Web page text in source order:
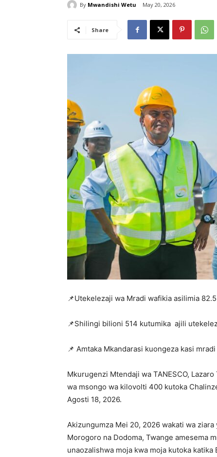
By Mwandishi Wetu May 20, 2026
Share
📌Utekelezaji wa Mradi wafikia asilimia 82.5
📌Shilingi bilioni 514 kutumika ajili
📌 Amtaka Mkandarasi kuongeza kasi
Mkurugenzi Mtendaji wa TANESCO,
wa msongo wa kilovolti 400 kutoka
Agosti 18, 2026.
Akizungumza Mei 20, 2026 wakati wa
Morogoro na Dodoma, Twange amesema
unaozalishwa moja kwa moja kutoka